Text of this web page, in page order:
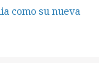
como su nueva